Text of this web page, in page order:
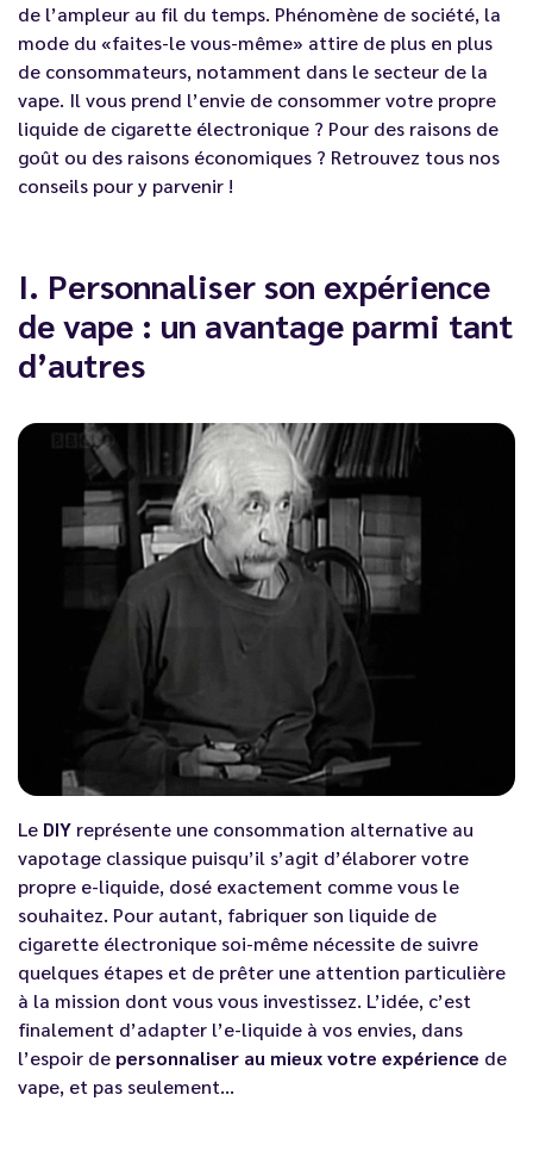
de l’ampleur au fil du temps. Phénomène de société, la
mode du «faites-le vous-même» attire de plus en plus
de consommateurs, notamment dans le secteur de la
vape. Il vous prend l’envie de consommer votre propre
liquide de cigarette électronique ? Pour des raisons de
goût ou des raisons économiques ? Retrouvez tous nos
conseils pour y parvenir !
I. Personnaliser son expérience
de vape : un avantage parmi tant
d’autres
Le DIY représente une consommation alternative au
vapotage classique puisqu’il s’agit d’élaborer votre
propre e-liquide, dosé exactement comme vous le
souhaitez. Pour autant, fabriquer son liquide de
cigarette électronique soi-même nécessite de suivre
quelques étapes et de prêter une attention particulière
à la mission dont vous vous investissez. L’idée, c’est
finalement d’adapter l’e-liquide à vos envies, dans
l’espoir de personnaliser au mieux votre expérience de
vape, et pas seulement…